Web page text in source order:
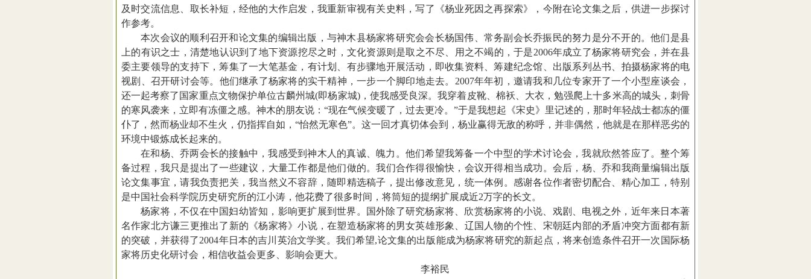
及时交流信息、取长补短，经他的大作启发，我重新审视有关史料，写了《杨业死因之再探索》，今附在论文集之后，供进一步探讨
作参考。
本次会议的顺利召开和论文集的编辑出版，与神木县杨家将研究会会长杨国伟、常务副会长乔振民的努力是分不开的。他们是县
上的有识之士，清楚地认识到了地下资源挖尽之时，文化资源则是取之不尽、用之不竭的，于是2006年成立了杨家将研究会，并在县
委主要领导的支持下，筹集了一大笔基金，有计划、有步骤地开展活动，即收集资料、筹建纪念馆、出版系列丛书、拍摄杨家将的电
视剧、召开研讨会等。他们继承了杨家将的实干精神，一步一个脚印地走去。 2007年年初，邀请我和几位专家开了一个小型座谈会，
还一起考察了国家重点文物保护单位古麟州城(即杨家城)，使我感受良深。我穿着皮靴、棉袄、大衣，勉强爬上十多米高的城头，刺骨
的寒风袭来，立即有冻僵之感。神木的朋友说：“现在气候变暖了，过去更冷。”于是我想起《宋史》里记述的，那时年轻战士都冻的僵
仆了，然而杨业却不生火，仍指挥自如，“怡然无寒色”。这一回才真切体会到，杨业赢得无敌的称呼，并非偶然，他就是在那样恶劣的
环境中锻炼成长起来的。
在和杨、乔两会长的接触中，我感受到神木人的真诚、魄力。他们希望我筹备一个中型的学术讨论会，我就欣然答应了。整个筹
备过程，我只是提出了一些建议，大量工作都是他们做的。我们合作得很愉快，会议开得相当成功。会后，杨、乔和我商量编辑出版
论文集事宜，请我负责把关，我当然义不容辞，随即精选稿子，提出修改意见，统一体例。感谢各位作者密切配合、精心加工，特别
是中国社会科学院历史研究所的江小涛，他花费了很多时间，将筒短的提纲扩展成近2万字的长文。
杨家将，不仅在中国妇幼皆知，影响更扩展到世界。国外除了研究杨家将、欣赏杨家将的小说、戏剧、电视之外，近年来日本著
名作家北方谦三更推出了新的《杨家将》小说，在塑造杨家将的男女英雄形象、辽国人物的个性、宋朝廷内部的矛盾冲突方面都有新
的突破，并获得了2004年日本的吉川英治文学奖。我们希望,论文集的出版能成为杨家将研究的新起点，将来创造条件召开一次国际杨
家将历史化研讨会，相信收益会更多、影响会更大。
李裕民